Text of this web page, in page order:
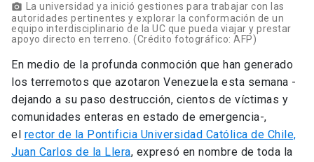
La universidad ya inició gestiones para trabajar con las
autoridades pertinentes y explorar la conformación de un
equipo interdisciplinario de la UC que pueda viajar y prestar
apoyo directo en terreno. (Crédito fotográfico: AFP)
En medio de la profunda conmoción que han generado
los terremotos que azotaron Venezuela esta semana -
dejando a su paso destrucción, cientos de víctimas y
comunidades enteras en estado de emergencia-,
el rector de la Pontificia Universidad Católica de Chile,
Juan Carlos de la Llera, expresó en nombre de toda la